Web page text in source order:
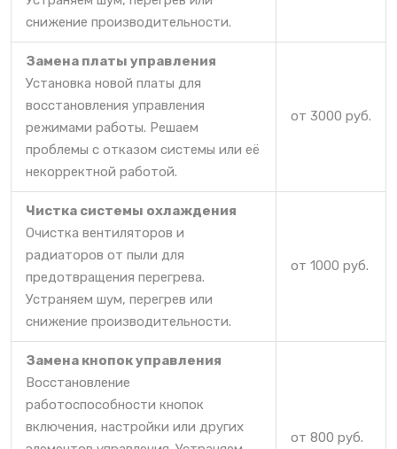
снижение производительности.
Замена платы управления
Установка новой платы для
восстановления управления
режимами работы. Решаем
проблемы с отказом системы или её
некорректной работой.
от 3000 руб.
Чистка системы охлаждения
Очистка вентиляторов и
радиаторов от пыли для
предотвращения перегрева.
Устраняем шум, перегрев или
снижение производительности.
от 1000 руб.
Замена кнопок управления
Восстановление
работоспособности кнопок
включения, настройки или других
от 800 руб.